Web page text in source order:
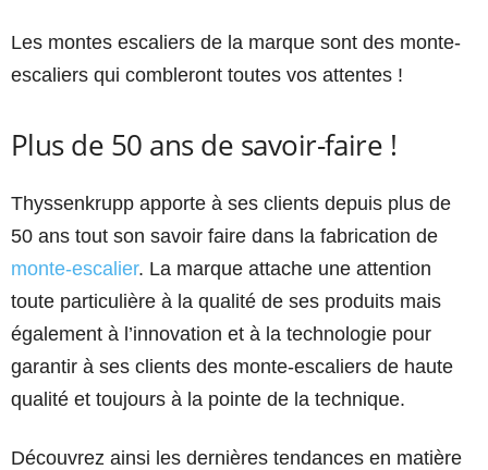
Les montes escaliers de la marque sont des monte-
escaliers qui combleront toutes vos attentes !
Plus de 50 ans de savoir-faire !
Thyssenkrupp apporte à ses clients depuis plus de
50 ans tout son savoir faire dans la fabrication de
monte-escalier. La marque attache une attention
toute particulière à la qualité de ses produits mais
également à l’innovation et à la technologie pour
garantir à ses clients des monte-escaliers de haute
qualité et toujours à la pointe de la technique.
Découvrez ainsi les dernières tendances en matière